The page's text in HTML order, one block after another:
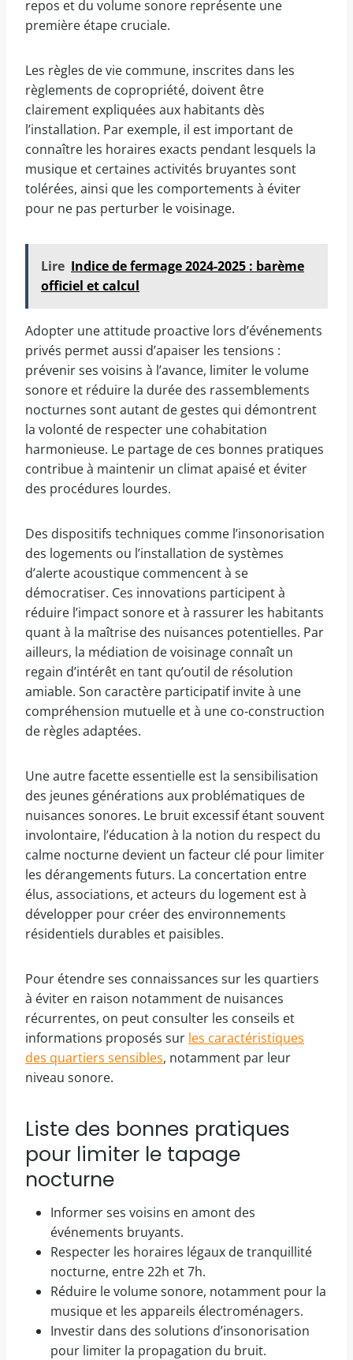
repos et du volume sonore représente une
première étape cruciale.
Les règles de vie commune, inscrites dans les
règlements de copropriété, doivent être
clairement expliquées aux habitants dès
l’installation. Par exemple, il est important de
connaître les horaires exacts pendant lesquels la
musique et certaines activités bruyantes sont
tolérées, ainsi que les comportements à éviter
pour ne pas perturber le voisinage.
Lire Indice de fermage 2024-2025 : barème
officiel et calcul
Adopter une attitude proactive lors d’événements
privés permet aussi d’apaiser les tensions :
prévenir ses voisins à l’avance, limiter le volume
sonore et réduire la durée des rassemblements
nocturnes sont autant de gestes qui démontrent
la volonté de respecter une cohabitation
harmonieuse. Le partage de ces bonnes pratiques
contribue à maintenir un climat apaisé et éviter
des procédures lourdes.
Des dispositifs techniques comme l’insonorisation
des logements ou l’installation de systèmes
d’alerte acoustique commencent à se
démocratiser. Ces innovations participent à
réduire l’impact sonore et à rassurer les habitants
quant à la maîtrise des nuisances potentielles. Par
ailleurs, la médiation de voisinage connaît un
regain d’intérêt en tant qu’outil de résolution
amiable. Son caractère participatif invite à une
compréhension mutuelle et à une co-construction
de règles adaptées.
Une autre facette essentielle est la sensibilisation
des jeunes générations aux problématiques de
nuisances sonores. Le bruit excessif étant souvent
involontaire, l’éducation à la notion du respect du
calme nocturne devient un facteur clé pour limiter
les dérangements futurs. La concertation entre
élus, associations, et acteurs du logement est à
développer pour créer des environnements
résidentiels durables et paisibles.
Pour étendre ses connaissances sur les quartiers
à éviter en raison notamment de nuisances
récurrentes, on peut consulter les conseils et
informations proposés sur les caractéristiques
des quartiers sensibles, notamment par leur
niveau sonore.
Liste des bonnes pratiques
pour limiter le tapage
nocturne
Informer ses voisins en amont des
événements bruyants.
Respecter les horaires légaux de tranquillité
nocturne, entre 22h et 7h.
Réduire le volume sonore, notamment pour la
musique et les appareils électroménagers.
Investir dans des solutions d’insonorisation
pour limiter la propagation du bruit.